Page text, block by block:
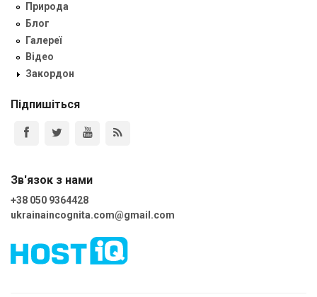
Природа
Блог
Галереї
Відео
Закордон
Підпишіться
Зв'язок з нами
+38 050 9364428
ukrainaincognita.com@gmail.com